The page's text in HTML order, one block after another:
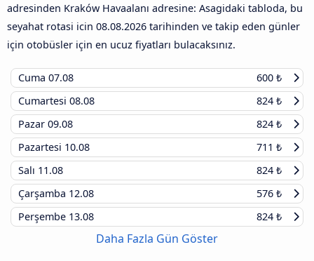
adresinden Kraków Havaalanı adresine: Asagidaki tabloda, bu
seyahat rotasi icin 08.08.2026 tarihinden ve takip eden günler
için otobüsler için en ucuz fiyatları bulacaksınız.
Cuma 07.08
600 ₺
Cumartesi 08.08
824 ₺
Pazar 09.08
824 ₺
Pazartesi 10.08
711 ₺
Salı 11.08
824 ₺
Çarşamba 12.08
576 ₺
Perşembe 13.08 824 ₺
Daha Fazla Gün Göster